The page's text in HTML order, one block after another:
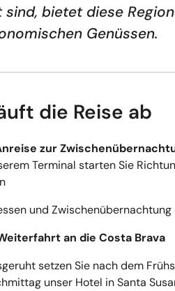
sind, bietet diese
Genüssen.
die Reise ab
zur
Terminal starten Sie
und
an die Costa Brava
setzen Sie nach dem
unser Hotel in Santa